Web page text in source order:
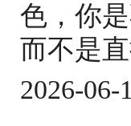
色，你
而不是
2026-06-